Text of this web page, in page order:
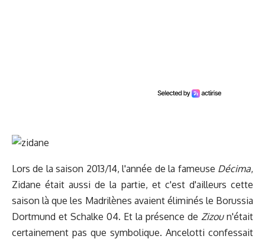
Lors de la saison 2013/14, l'année de la fameuse Décima,
Zidane était aussi de la partie, et c'est d'ailleurs cette
saison là que les Madrilènes avaient éliminés le Borussia
Dortmund et Schalke 04. Et la présence de Zizoun'était
certainement pas que symbolique. Ancelotti confessait